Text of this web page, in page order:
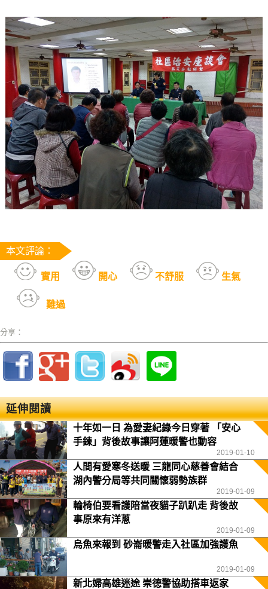
本文評論：
實用 開心 不舒服 生氣
難過
分享：
延伸閱讀
十年如一日 為愛妻紀錄今日穿著 「安心
手鍊」背後故事讓阿蓮暖警也動容
2019-01-10
人間有愛寒冬送暖 三龍同心慈善會結合
湖內警分局等共同關懷弱勢族群
2019-01-09
輪椅伯要看護陪當夜貓子趴趴走 背後故
事原來有洋蔥
2019-01-09
烏魚來報到 砂崙暖警走入社區加強護魚
2019-01-09
新北婦高雄迷途 崇德警協助搭車返家